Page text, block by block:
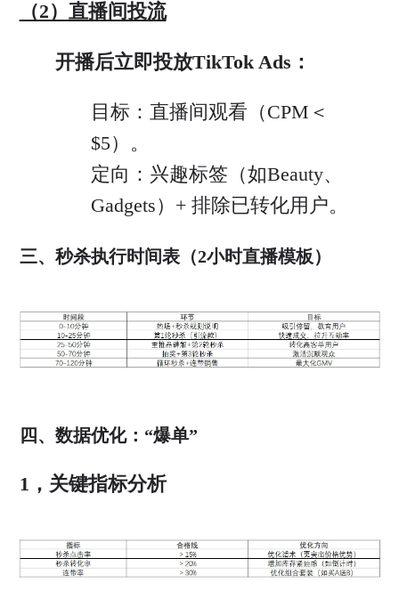
（2）直播间投流
开播后立即投放TikTok Ads：
目标：直播间观看（CPM＜
$5）。
定向：兴趣标签（如Beauty、
Gadgets）+ 排除已转化用户。
三、秒杀执行时间表（2小时直播模板）
四、数据优化：“爆单”
1，关键指标分析